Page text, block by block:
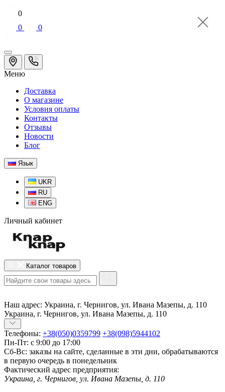
0
0
0
Меню
Доставка
О магазине
Условия оплаты
Контакты
Отзывы
Новости
Блог
Язык
UKR
RU
ENG
Личный кабинет
Каталог товаров
Наш адрес: Украина, г. Чернигов, ул. Ивана Мазепы, д. 110
Украина, г. Чернигов, ул. Ивана Мазепы, д. 110
Телефоны: +38(050)0359799 +38(098)5944102
Пн-Пт: с 9:00 до 17:00
Сб-Вс: заказы на сайте, сделанные в эти дни, обрабатываются
в первую очередь в понедельник
Фактический адрес предприятия:
Украина, г. Чернигов, ул. Ивана Мазепы, д. 110